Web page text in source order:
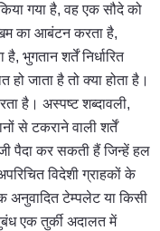
गया है, वह एक सौदे को
का आबंटन करता है,
भुगतान शर्तें निर्धारित
जाता है तो क्या होता है।
है। अस्पष्ट शब्दावली,
से टकराने वाली शर्तें
पैदा कर सकती हैं जिन्हें हल
विदेशी ग्राहकों के
अनुवादित टेम्पलेट या किसी
एक तुर्की अदालत में